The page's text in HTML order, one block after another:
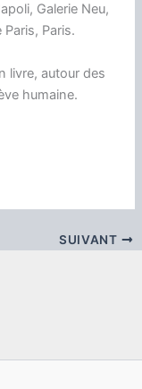
Galerie Neu,
Paris.
livre, autour des
humaine.
SUIVANT